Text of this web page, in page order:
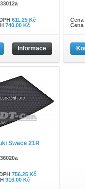
611.25 Kč
740.00 Kč
Informace
Swace 21R
756.25 Kč
916.00 Kč